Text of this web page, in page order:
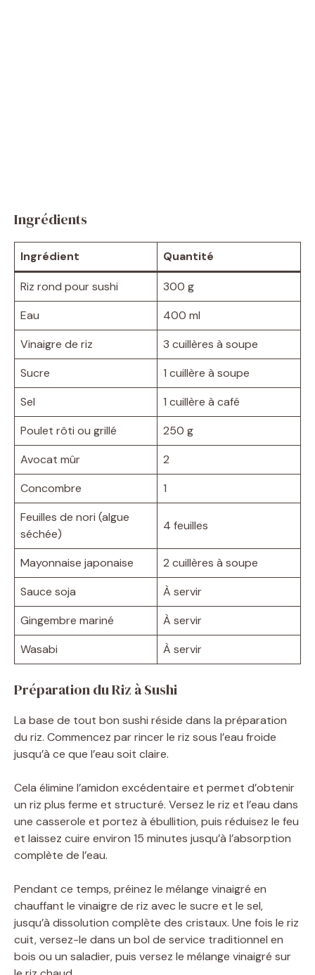
Ingrédients
Ingrédient Quantité
Riz rond pour sushi
300 g
Eau
400 ml
Vinaigre de riz
3 cuillères à soupe
Sucre
1 cuillère à soupe
Sel
1 cuillère à café
Poulet rôti ou grillé
250 g
Avocat mûr
2
Concombre
1
Feuilles de nori (algue
séchée)
4 feuilles
Mayonnaise japonaise
2 cuillères à soupe
Sauce soja
À servir
Gingembre mariné
À servir
Wasabi
À servir
Préparation du Riz à Sushi
La base de tout bon sushi réside dans la préparation
du riz. Commencez par rincer le riz sous l’eau froide
jusqu’à ce que l’eau soit claire.
Cela élimine l’amidon excédentaire et permet d’obtenir
un riz plus ferme et structuré. Versez le riz et l’eau dans
une casserole et portez à ébullition, puis réduisez le feu
et laissez cuire environ 15 minutes jusqu’à l’absorption
complète de l’eau.
Pendant ce temps, préinez le mélange vinaigré en
chauffant le vinaigre de riz avec le sucre et le sel,
jusqu’à dissolution complète des cristaux. Une fois le riz
cuit, versez-le dans un bol de service traditionnel en
bois ou un saladier, puis versez le mélange vinaigré sur